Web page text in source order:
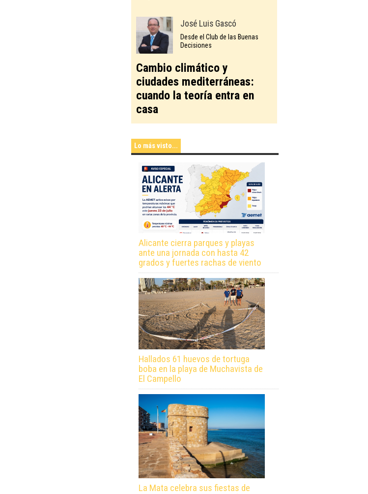
José Luis Gascó
Desde el Club de las Buenas
Decisiones
Cambio climático y
ciudades mediterráneas:
cuando la teoría entra en
casa
Lo más visto...
Alicante cierra parques y playas
ante una jornada con hasta 42
grados y fuertes rachas de viento
Hallados 61 huevos de tortuga
boba en la playa de Muchavista de
El Campello
La Mata celebra sus fiestas de